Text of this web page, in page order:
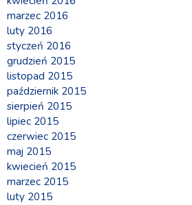
marzec 2016
luty 2016
styczeń 2016
grudzień 2015
listopad 2015
październik 2015
sierpień 2015
lipiec 2015
czerwiec 2015
maj 2015
kwiecień 2015
marzec 2015
luty 2015